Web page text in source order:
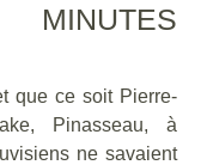
que ce soit Pierre-
Pinasseau, à
ne savaient